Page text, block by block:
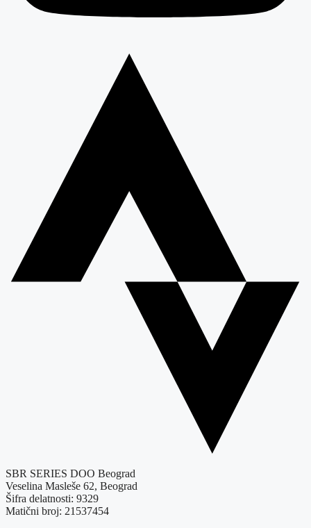
SBR SERIES DOO Beograd
Veselina Masleše 62, Beograd
Šifra delatnosti: 9329
Matični broj: 21537454